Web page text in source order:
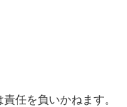
任を負いかねます。